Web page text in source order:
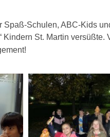
Schulen, ABC-Kids
St. Martin